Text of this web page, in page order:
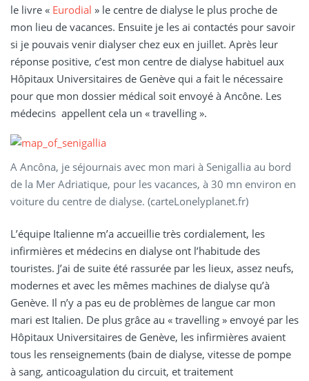
le livre « Eurodial » le centre de dialyse le plus proche de
mon lieu de vacances. Ensuite je les ai contactés pour savoir
si je pouvais venir dialyser chez eux en juillet. Après leur
réponse positive, c’est mon centre de dialyse habituel aux
Hôpitaux Universitaires de Genève qui a fait le nécessaire
pour que mon dossier médical soit envoyé à Ancône. Les
médecins appellent cela un « travelling ».
A Ancôna, je séjournais avec mon mari à Senigallia au bord
de la Mer Adriatique, pour les vacances, à 30 mn environ en
voiture du centre de dialyse. (carteLonelyplanet.fr)
L’équipe Italienne m’a accueillie très cordialement, les
infirmières et médecins en dialyse ont l’habitude des
touristes. J’ai de suite été rassurée par les lieux, assez neufs,
modernes et avec les mêmes machines de dialyse qu’à
Genève. Il n’y a pas eu de problèmes de langue car mon
mari est Italien. De plus grâce au « travelling » envoyé par les
Hôpitaux Universitaires de Genève, les infirmières avaient
tous les renseignements (bain de dialyse, vitesse de pompe
à sang, anticoagulation du circuit, et traitement